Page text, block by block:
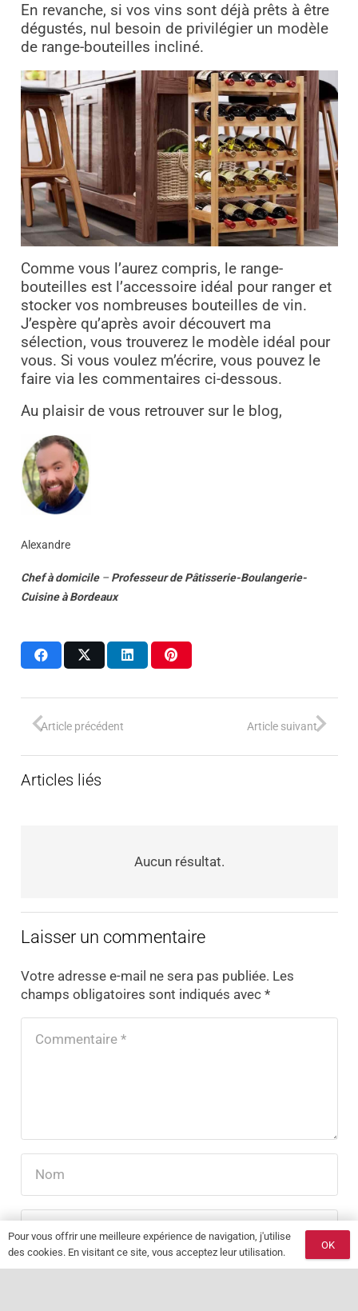
En revanche, si vos vins sont déjà prêts à être
dégustés, nul besoin de privilégier un modèle
de range-bouteilles incliné.
Comme vous l’aurez compris, le range-
bouteilles est l’accessoire idéal pour ranger et
stocker vos nombreuses bouteilles de vin.
J’espère qu’après avoir découvert ma
sélection, vous trouverez le modèle idéal pour
vous. Si vous voulez m’écrire, vous pouvez le
faire via les commentaires ci-dessous.
Au plaisir de vous retrouver sur le blog,
Alexandre
Chef à domicile–Professeur de Pâtisserie-Boulangerie-
Cuisine à Bordeaux
Article précédent Article suivant
Articles liés
Aucun résultat.
Laisser un commentaire
Votre adresse e-mail ne sera pas publiée. Les
champs obligatoires sont indiqués avec *
Pour vous offrir une meilleure expérience de navigation, j'utilise
des cookies. En visitant ce site, vous acceptez leur utilisation.
OK